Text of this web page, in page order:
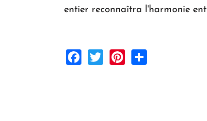
entier reconnaîtra l'harmonie
Facebook
TwitterPinterest